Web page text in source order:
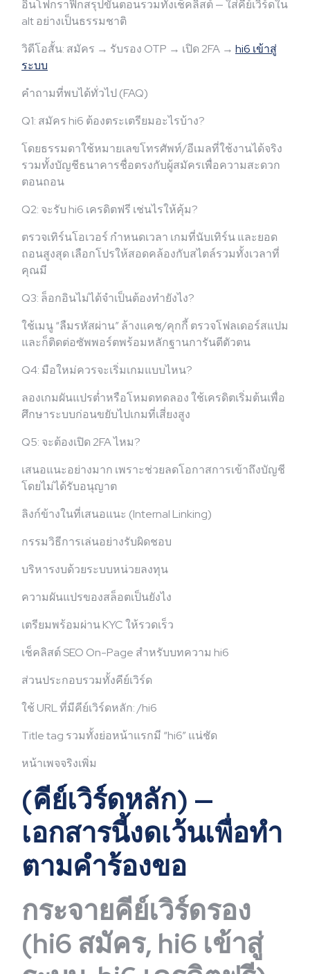
อินโฟกราฟิกสรุปขั้นตอนรวมทั้งเช็คลิสต์ — ใส่คีย์เวิร์ดใน
alt อย่างเป็นธรรมชาติ
วิดีโอสั้น: สมัคร → รับรอง OTP → เปิด 2FA → hi6 เข้าสู่
ระบบ
คำถามที่พบได้ทั่วไป (FAQ)
Q1: สมัคร hi6 ต้องตระเตรียมอะไรบ้าง?
โดยธรรมดาใช้หมายเลขโทรศัพท์/อีเมลที่ใช้งานได้จริง
รวมทั้งบัญชีธนาคารชื่อตรงกับผู้สมัครเพื่อความสะดวก
ตอนถอน
Q2: จะรับ hi6 เครดิตฟรี เช่นไรให้คุ้ม?
ตรวจเทิร์นโอเวอร์ กำหนดเวลา เกมที่นับเทิร์น และยอด
ถอนสูงสุด เลือกโปรให้สอดคล้องกับสไตล์รวมทั้งเวลาที่
คุณมี
Q3: ล็อกอินไม่ได้จำเป็นต้องทำยังไง?
ใช้เมนู “ลืมรหัสผ่าน” ล้างแคช/คุกกี้ ตรวจโฟลเดอร์สแปม
และก็ติดต่อซัพพอร์ตพร้อมหลักฐานการันตีตัวตน
Q4: มือใหม่ควรจะเริ่มเกมแบบไหน?
ลองเกมผันแปรต่ำหรือโหมดทดลอง ใช้เครดิตเริ่มต้นเพื่อ
ศึกษาระบบก่อนขยับไปเกมที่เสี่ยงสูง
Q5: จะต้องเปิด 2FA ไหม?
เสนอแนะอย่างมาก เพราะช่วยลดโอกาสการเข้าถึงบัญชี
โดยไม่ได้รับอนุญาต
ลิงก์ข้างในที่เสนอแนะ (Internal Linking)
กรรมวิธีการเล่นอย่างรับผิดชอบ
บริหารงบด้วยระบบหน่วยลงทุน
ความผันแปรของสล็อตเป็นยังไง
เตรียมพร้อมผ่าน KYC ให้รวดเร็ว
เช็คลิสต์ SEO On-Page สำหรับบทความ hi6
ส่วนประกอบรวมทั้งคีย์เวิร์ด
ใช้ URL ที่มีคีย์เวิร์ดหลัก: /hi6
Title tag รวมทั้งย่อหน้าแรกมี “hi6” แน่ชัด
หน้าเพจจริงเพิ่ม
(คีย์เวิร์ดหลัก) —
เอกสารนี้งดเว้นเพื่อทำ
ตามคำร้องขอ
กระจายคีย์เวิร์ดรอง
(hi6 สมัคร, hi6 เข้าสู่